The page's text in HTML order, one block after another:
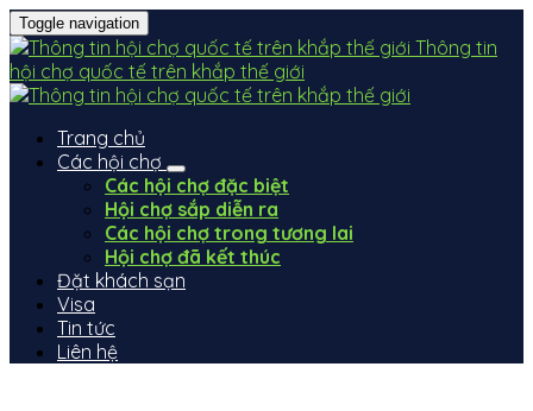
Toggle navigation
Thông tin
hội chợ quốc tế trên khắp thế giới
Trang chủ
Các hội chợ
Các hội chợ đặc biệt
Hội chợ sắp diễn ra
Các hội chợ trong tương lai
Hội chợ đã kết thúc
Đặt khách sạn
Visa
Tin tức
Liên hệ